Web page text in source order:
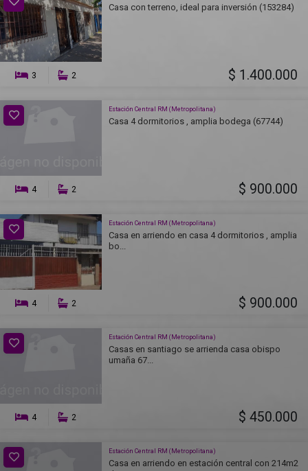
Casa con terreno, ideal para inversión (153284)
3 2 $ 1.400.000
Estación Central RM (Metropolitana)
Casa 4 dormitorios , amplia bodega (67744)
4 2 $ 900.000
Estación Central RM (Metropolitana)
Casa en arriendo en casa 4 dormitorios , amplia
bo...
4 2 $ 900.000
Estación Central RM (Metropolitana)
Casas en santiago se arrienda casa obispo
umaña 67...
4 2 $ 450.000
Estación Central RM (Metropolitana)
Casa en arriendo en estación central con 214m2